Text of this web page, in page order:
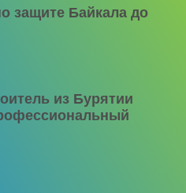
защите Байкала до
из Бурятии